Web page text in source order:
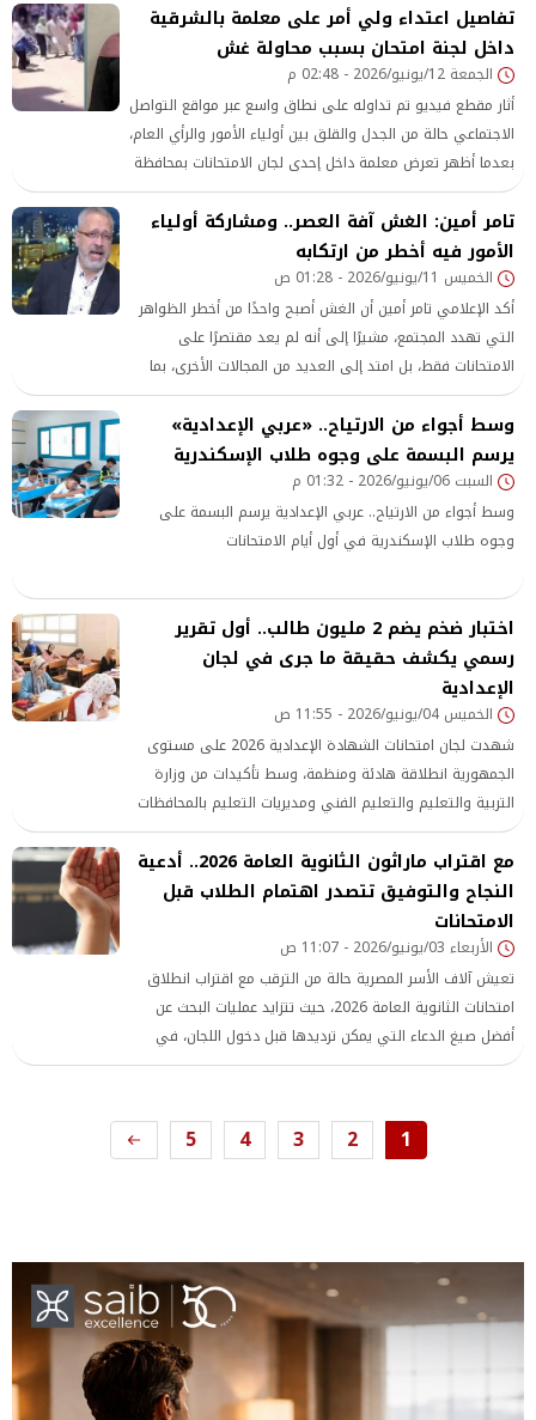
تفاصيل اعتداء ولي أمر على معلمة بالشرقية
داخل لجنة امتحان بسبب محاولة غش
الجمعة 12/يونيو/2026 - 02:48 م
أثار مقطع فيديو تم تداوله على نطاق واسع عبر مواقع التواصل
الاجتماعي حالة من الجدل والقلق بين أولياء الأمور والرأي العام،
بعدما أظهر تعرض معلمة داخل إحدى لجان الامتحانات بمحافظة
الشرقية لاعتداء من قبل إحدى أولياء الأمور، على خلفية منع
محاولات غش خلال سير الامتحان. الواقعة أعادت إلى الواجهة
تساؤلات حول مدى الحماية المقررة للمعلمين داخل
تامر أمين: الغش آفة العصر.. ومشاركة أولياء
الأمور فيه أخطر من ارتكابه
الخميس 11/يونيو/2026 - 01:28 ص
أكد الإعلامي تامر أمين أن الغش أصبح واحدًا من أخطر الظواهر
التي تهدد المجتمع، مشيرًا إلى أنه لم يعد مقتصرًا على
الامتحانات فقط، بل امتد إلى العديد من المجالات الأخرى، بما
في ذلك المعاملات اليومية والأنشطة التجارية والمهنية.
وسط أجواء من الارتياح.. «عربي الإعدادية»
يرسم البسمة على وجوه طلاب الإسكندرية
السبت 06/يونيو/2026 - 01:32 م
وسط أجواء من الارتياح.. عربي الإعدادية يرسم البسمة على
وجوه طلاب الإسكندرية في أول أيام الامتحانات
اختبار ضخم يضم 2 مليون طالب.. أول تقرير
رسمي يكشف حقيقة ما جرى في لجان
الإعدادية
الخميس 04/يونيو/2026 - 11:55 ص
شهدت لجان امتحانات الشهادة الإعدادية 2026 على مستوى
الجمهورية انطلاقة هادئة ومنظمة، وسط تأكيدات من وزارة
التربية والتعليم والتعليم الفني ومديريات التعليم بالمحافظات
بعدم تلقي أي شكاوى مؤثرة خلال سير الامتحانات، في الوقت
الذي تواصل فيه الجهات التعليمية تنفيذ خطة رقابية مشددة
لضمان انتظام اللجان والحفاظ على مبدأ تكافؤ الفرص بين جميع
الطلاب.
مع اقتراب ماراثون الثانوية العامة 2026.. أدعية
النجاح والتوفيق تتصدر اهتمام الطلاب قبل
الامتحانات
الأربعاء 03/يونيو/2026 - 11:07 ص
تعيش آلاف الأسر المصرية حالة من الترقب مع اقتراب انطلاق
امتحانات الثانوية العامة 2026، حيث تتزايد عمليات البحث عن
أفضل صيغ الدعاء التي يمكن ترديدها قبل دخول اللجان، في
محاولة لبث الطمأنينة في نفوس الطلاب، وطلب التوفيق
الطلاب. وتُعد فترة الامتحانات من أكثر الفترات
1
2
3
4
5